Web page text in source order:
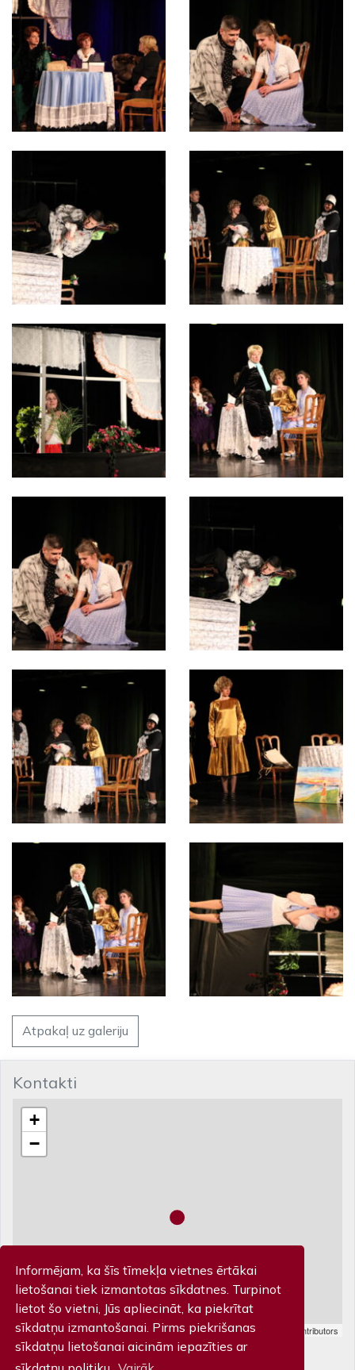
Informējam, ka šīs tīmekļa vietnes ērtākai
lietošanai tiek izmantotas sīkdatnes. Turpinot
lietot šo vietni, Jūs apliecināt, ka piekrītat
sīkdatņu izmantošanai. Pirms piekrišanas
sīkdatņu lietošanai aicinām iepazīties ar
Atpakaļ uz galeriju
Kontakti
+
−
Leaflet| Map data ©OpenStreetMap contributors
Biļešu kase